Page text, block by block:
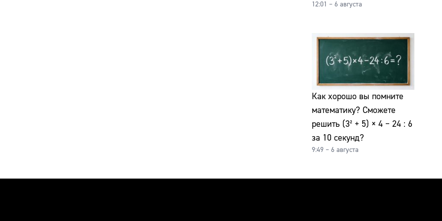
12:01 – 6 августа
Как хорошо вы помните
математику? Сможете
решить (3² + 5) × 4 − 24 : 6
за 10 секунд?
9:49 – 6 августа